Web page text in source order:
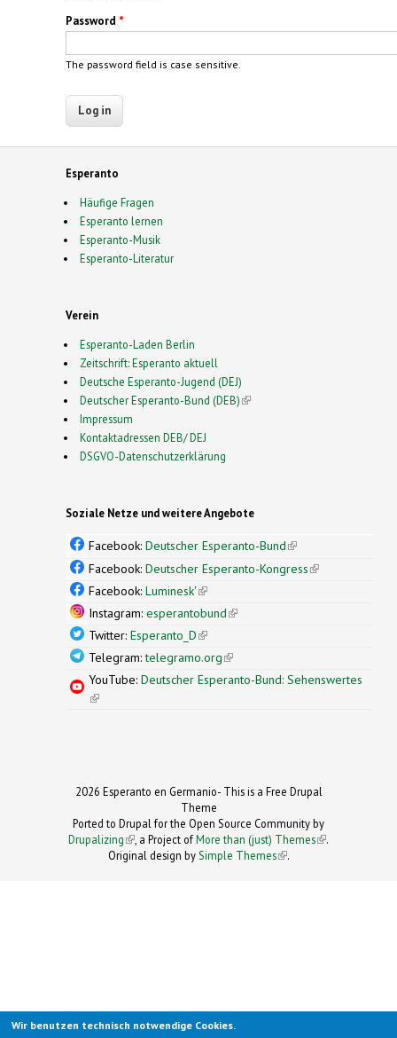
Password *
The password field is case sensitive.
Esperanto
Häufige Fragen
Esperanto lernen
Esperanto-Musik
Esperanto-Literatur
Verein
Esperanto-Laden Berlin
Zeitschrift: Esperanto aktuell
Deutsche Esperanto-Jugend (DEJ)
Deutscher Esperanto-Bund (DEB)(link is external)
Impressum
Kontaktadressen DEB/ DEJ
DSGVO-Datenschutzerklärung
Soziale Netze und weitere Angebote
Facebook: Deutscher Esperanto-Bund(link is
external)
Facebook: Deutscher Esperanto-Kongress(link is
Facebook: Luminesk'(link is external)
Instagram: esperantobund(link is external)
Twitter: Esperanto_D(link is external)
Telegram:telegramo.org(link is external)
YouTube: Deutscher Esperanto-Bund: Sehenswertes
(link is external)
2026 Esperanto en Germanio- This is a Free Drupal
Theme
Ported to Drupal for the Open Source Community by
Drupalizing(link is external)
, a Project ofMore than (just) Themes (link is
.
Original design by Simple Themes
(link is
.
Wir benutzen technisch notwendige Cookies.